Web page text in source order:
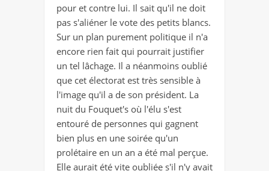
pour et contre lui. Il sait qu'il ne doit
pas s'aliéner le vote des petits blancs.
Sur un plan purement politique il n'a
encore rien fait qui pourrait justifier
un tel lâchage. Il a néanmoins oublié
que cet électorat est très sensible à
l'image qu'il a de son président. La
nuit du Fouquet's où l'élu s'est
entouré de personnes qui gagnent
bien plus en une soirée qu'un
prolétaire en un an a été mal perçue.
Elle aurait été vite oubliée s'il n'y avait